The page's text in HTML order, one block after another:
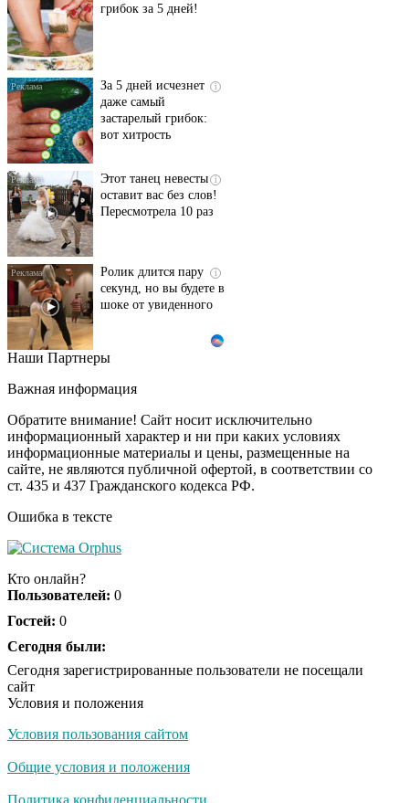
грибок за 5 дней!
i
За 5 дней исчезнет
даже самый
застарелый грибок:
вот хитрость
i
Этот танец невесты
оставит вас без слов!
Пересмотрела 10 раз
i
Ролик длится пару
секунд, но вы будете в
шоке от увиденного
Ролик из Омска: вы
i
Ржу не переставая, это
видео пересмотришь
не раз
Скрытая камера на
их не видят...
Ролик длится
смеяться вы будете
Королева вагона
оставит равнодушным
Наши Партнеры
Важная информация
Обратите внимание! Сайт носит исключительно
информационный характер и ни при каких условиях
информационные материалы и цены, размещенные на
сайте, не являются публичной офертой, в соответствии со
ст. 435 и 437 Гражданского кодекса РФ.
Ошибка в тексте
Кто онлайн?
Пользователей: 0
Гостей: 0
Сегодня были:
Сегодня зарегистрированные пользователи не посещали
сайт
Условия и положения
Условия пользования сайтом
Общие условия и положения
Политика конфиденциальности